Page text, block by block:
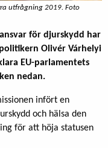
utfrågning 2019. Foto
för djurskydd har
Olivér Várhelyi
EU-parlamentets
nedan.
infört en
och hälsa den
för att höja statusen